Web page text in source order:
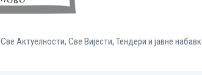
Све Aктуелности, Све Вијести, Тендери и јавне